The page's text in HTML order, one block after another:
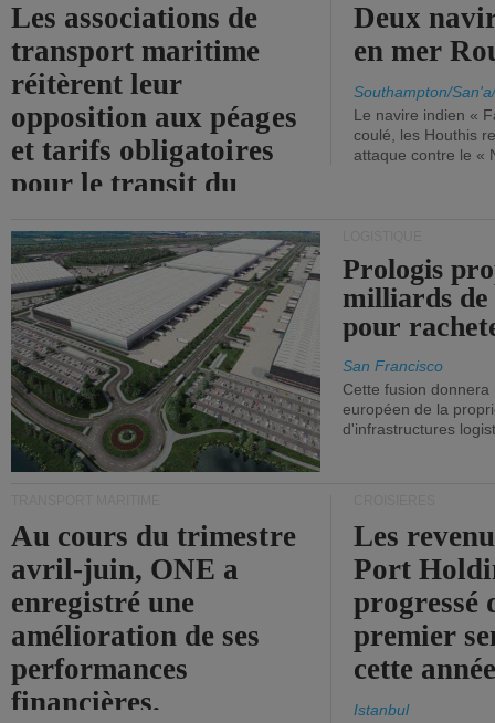
Les associations de
transport maritime
réitèrent leur
opposition aux péages
et tarifs obligatoires
pour le transit du
Deux
en mer
Southampton/
Le navire indien «
coulé, les Houthis
attaque contre le «
Prologis
milliards
pour
San Francisco
Cette fusion
européen de la
d'infrastructures
Au cours du trimestre
avril-juin, ONE a
enregistré une
amélioration de ses
performances
financières.
Les
Port
progressé
premier
cette
Istanbul